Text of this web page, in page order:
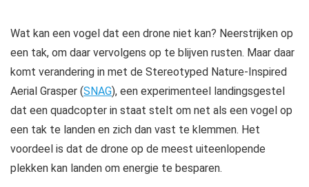
Wat kan een vogel dat een drone niet kan? Neerstrijken op
een tak, om daar vervolgens op te blijven rusten. Maar daar
komt verandering in met de Stereotyped Nature-Inspired
Aerial Grasper (SNAG), een experimenteel landingsgestel
dat een quadcopter in staat stelt om net als een vogel op
een tak te landen en zich dan vast te klemmen. Het
voordeel is dat de drone op de meest uiteenlopende
plekken kan landen om energie te besparen.